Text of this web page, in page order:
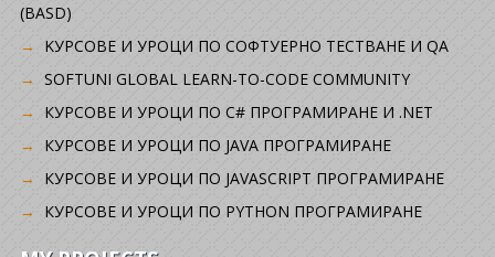
(BASD)
KУРСОВЕ И УРОЦИ ПО СОФТУЕРНО ТЕСТВАНЕ И QA
SOFTUNI GLOBAL LEARN-TO-CODE COMMUNITY
КУРСОВЕ И УРОЦИ ПО C# ПРОГРАМИРАНЕ И .NET
КУРСОВЕ И УРОЦИ ПО JAVA ПРОГРАМИРАНЕ
КУРСОВЕ И УРОЦИ ПО JAVASCRIPT ПРОГРАМИРАНЕ
КУРСОВЕ И УРОЦИ ПО PYTHON ПРОГРАМИРАНЕ